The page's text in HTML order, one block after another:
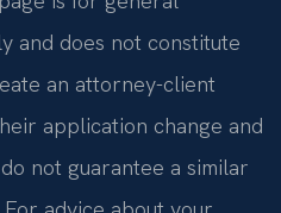
and does not constitute
an attorney-client
application change and
not guarantee a similar